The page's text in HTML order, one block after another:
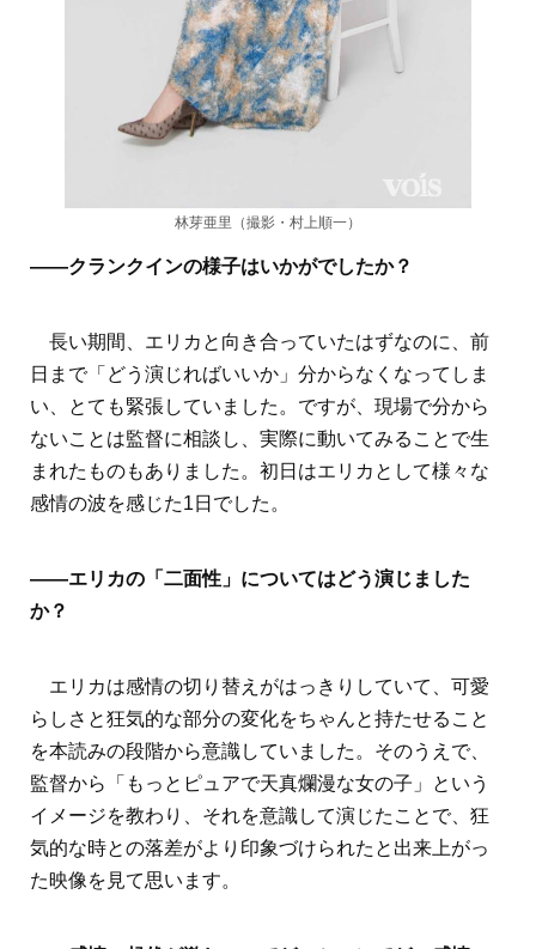
林芽亜里（撮影・村上順一）
――クランクインの様子はいかがでしたか？
長い期間、エリカと向き合っていたはずなのに、前
日まで「どう演じればいいか」分からなくなってしま
い、とても緊張していました。ですが、現場で分から
ないことは監督に相談し、実際に動いてみることで生
まれたものもありました。初日はエリカとして様々な
感情の波を感じた1日でした。
――エリカの「二面性」についてはどう演じました
か？
エリカは感情の切り替えがはっきりしていて、可愛
らしさと狂気的な部分の変化をちゃんと持たせること
を本読みの段階から意識していました。そのうえで、
監督から「もっとピュアで天真爛漫な女の子」という
イメージを教わり、それを意識して演じたことで、狂
気的な時との落差がより印象づけられたと出来上がっ
た映像を見て思います。